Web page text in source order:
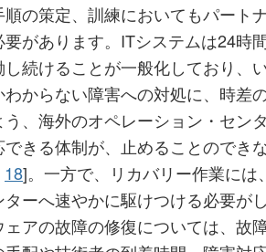
順の策定、訓練においてもパート
要があります。ITシステムは24時
し続けることが一般化しており、
わからない障害への対処に、時差
う、海外のオペレーション・セン
できる体制が、止めることのでき
18]。一方で、リカバリー作業には
ターへ速やかに駆けつける必要が
ェアの故障の修復については、故